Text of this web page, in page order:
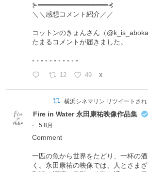
⊱━━━━━━━━━━━━━━━━━━⊰
＼＼感想コメント紹介／／
コットンのきょんさん（
たまるコメントが届きました。
◦ ◦ ◦ ◦ ◦ ◦ ◦ ◦ ◦ ◦ ◦
12 49 X
横浜シネマリン リツイートされ
Fire in Water 永田康祐映像作品集
·
5 8月
Comment
一匹の魚から世界をたどり、一杯の
く。永田康祐の映像では、人とさまざ